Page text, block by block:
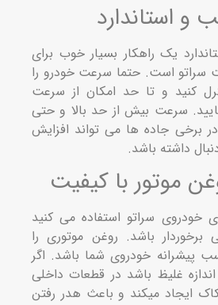
راهکار بسیار خوب برای
حتما سرعت خودرو را
و تا حد امکان از سرعت
بیش از حد بالا و حتی
ها می تواند افزایش
باشد.
با کیفیت
سراتو استفاده می کنید
باشد. روغن موتوری را
خودروی شما باشد. اگر
باشد در قطعات داخلی
میکند و باعث هدر رفتن